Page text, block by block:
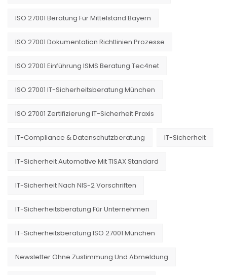
ISO 27001 Beratung Für Mittelstand Bayern
ISO 27001 Dokumentation Richtlinien Prozesse
ISO 27001 Einführung ISMS Beratung Tec4net
ISO 27001 IT-Sicherheitsberatung München
ISO 27001 Zertifizierung IT-Sicherheit Praxis
IT-Compliance & Datenschutzberatung IT-Sicherheit
IT-Sicherheit Automotive Mit TISAX Standard
IT-Sicherheit Nach NIS-2 Vorschriften
IT-Sicherheitsberatung Für Unternehmen
IT-Sicherheitsberatung ISO 27001 München
Newsletter Ohne Zustimmung Und Abmeldung